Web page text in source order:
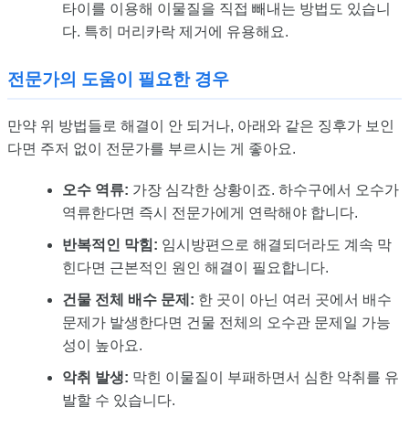
타이를 이용해 이물질을 직접 빼내는 방법도 있습니
다. 특히 머리카락 제거에 유용해요.
전문가의 도움이 필요한 경우
만약 위 방법들로 해결이 안 되거나, 아래와 같은 징후가 보인
다면 주저 없이 전문가를 부르시는 게 좋아요.
오수 역류: 가장 심각한 상황이죠. 하수구에서 오수가
역류한다면 즉시 전문가에게 연락해야 합니다.
반복적인 막힘: 임시방편으로 해결되더라도 계속 막
힌다면 근본적인 원인 해결이 필요합니다.
건물 전체 배수 문제: 한 곳이 아닌 여러 곳에서 배수
문제가 발생한다면 건물 전체의 오수관 문제일 가능
성이 높아요.
악취 발생: 막힌 이물질이 부패하면서 심한 악취를 유
발할 수 있습니다.